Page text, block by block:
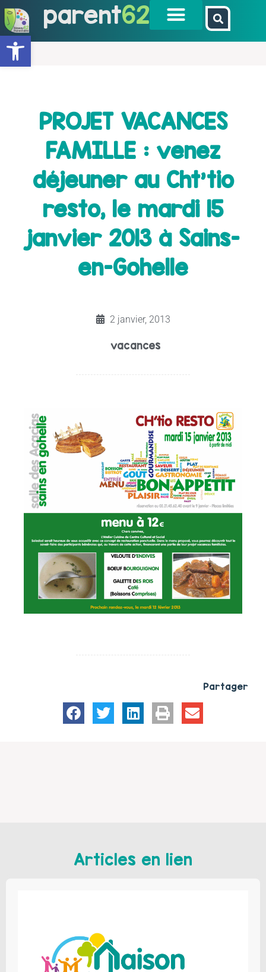
Ouvrir la barre d’outils
parent62
PROJET VACANCES
FAMILLE : venez
déjeuner au Cht’tio
resto, le mardi 15
janvier 2013 à Sains-
en-Gohelle
2 janvier, 2013
vacances
Partager
Articles en lien